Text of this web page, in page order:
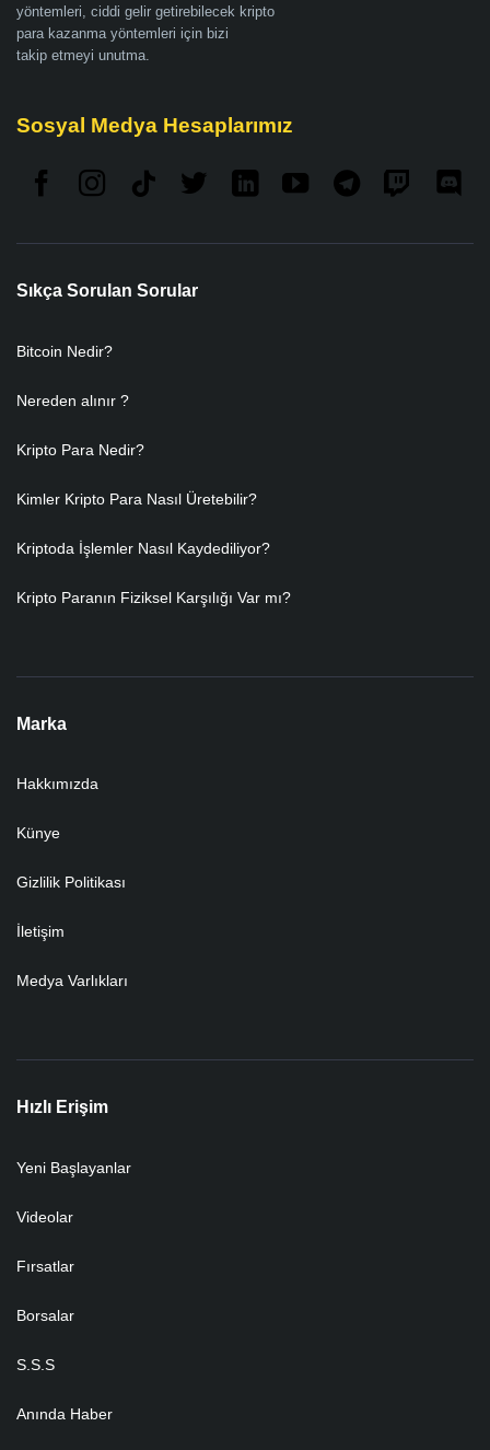
yöntemleri, ciddi gelir getirebilecek kripto
para kazanma yöntemleri için bizi
takip etmeyi unutma.
Sosyal Medya Hesaplarımız
Sıkça Sorulan Sorular
Bitcoin Nedir?
Nereden alınır ?
Kripto Para Nedir?
Kimler Kripto Para Nasıl Üretebilir?
Kriptoda İşlemler Nasıl Kaydediliyor?
Kripto Paranın Fiziksel Karşılığı Var mı?
Marka
Hakkımızda
Künye
Gizlilik Politikası
İletişim
Medya Varlıkları
Hızlı Erişim
Yeni Başlayanlar
Videolar
Fırsatlar
Borsalar
S.S.S
Anında Haber